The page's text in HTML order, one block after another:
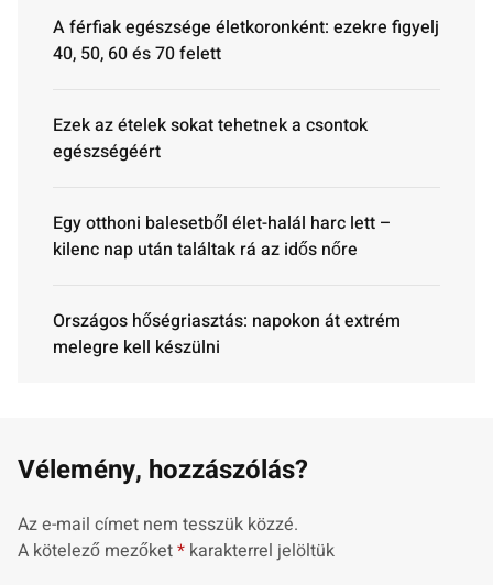
A férfiak egészsége életkoronként: ezekre figyelj
40, 50, 60 és 70 felett
Ezek az ételek sokat tehetnek a csontok
egészségéért
Egy otthoni balesetből élet-halál harc lett –
kilenc nap után találtak rá az idős nőre
Országos hőségriasztás: napokon át extrém
melegre kell készülni
Vélemény, hozzászólás?
Az e-mail címet nem tesszük közzé.
A kötelező mezőket* karakterrel jelöltük